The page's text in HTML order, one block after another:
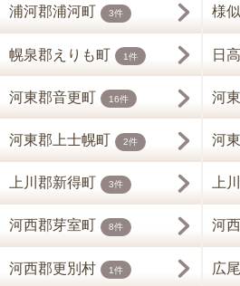
浦河郡浦河町 3件 様
幌泉郡えりも町 1件 日
河東郡音更町 16件 河
河東郡上士幌町 2件 河
上川郡新得町 3件 上
河西郡芽室町 8件 河
河西郡更別村 1件 広